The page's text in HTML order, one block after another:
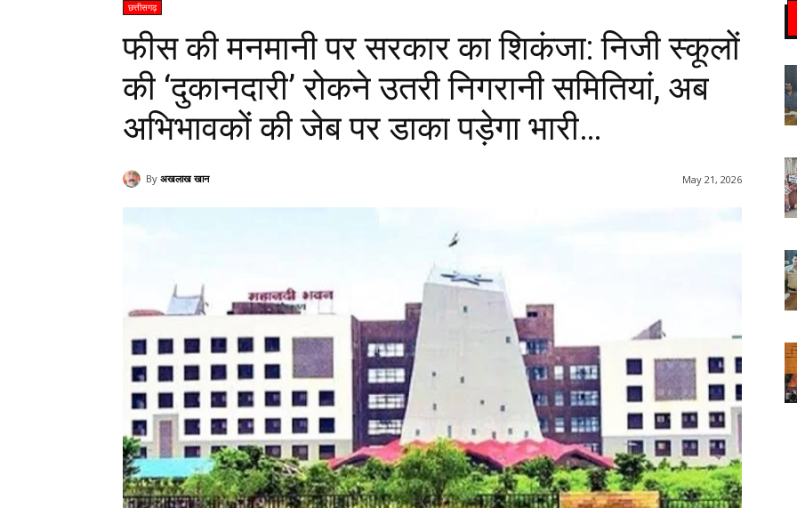
छत्तीसगढ़
फीस की मनमानी पर सरकार का शिकंजा: निजी स्कूलों
की ‘दुकानदारी’ रोकने उतरी निगरानी समितियां, अब
अभिभावकों की जेब पर डाका पड़ेगा भारी…
By अखलाख खान May 21, 2026